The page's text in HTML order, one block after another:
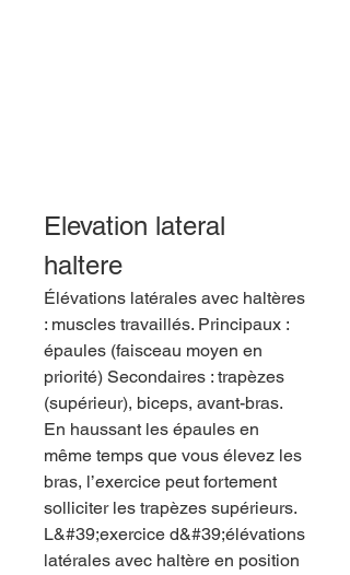
Elevation lateral
haltere
Élévations latérales avec haltères
: muscles travaillés. Principaux :
épaules (faisceau moyen en
priorité) Secondaires : trapèzes
(supérieur), biceps, avant-bras.
En haussant les épaules en
même temps que vous élevez les
bras, l’exercice peut fortement
solliciter les trapèzes supérieurs.
L&#39;exercice d&#39;élévations
latérales avec haltère en position